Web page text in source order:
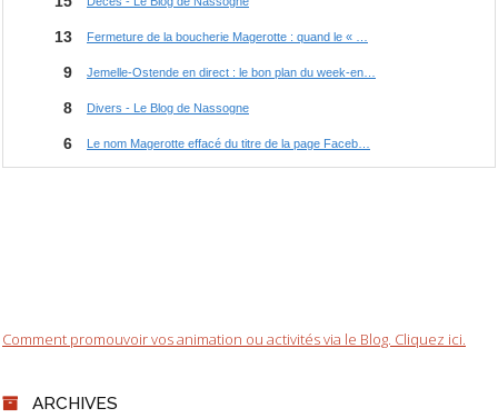
Comment promouvoir vos animation ou activités via le Blog. Cliquez ici.
ARCHIVES